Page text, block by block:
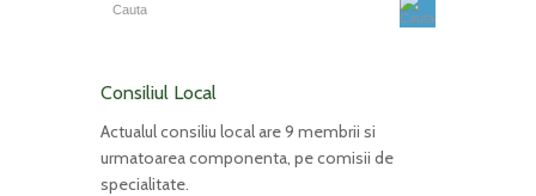
Consiliul Local
Actualul consiliu local are 9 membrii si
urmatoarea componenta, pe comisii de
specialitate.